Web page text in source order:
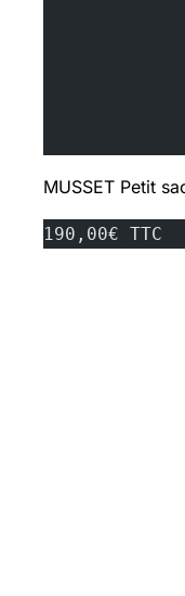
MUSSET Petit
190,00€ TTC